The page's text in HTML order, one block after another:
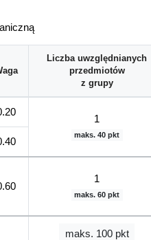
Liczba uwzględnianych
przedmiotów
z grupy
1
maks. 40 pkt
1
maks. 60 pkt
maks. 100 pkt